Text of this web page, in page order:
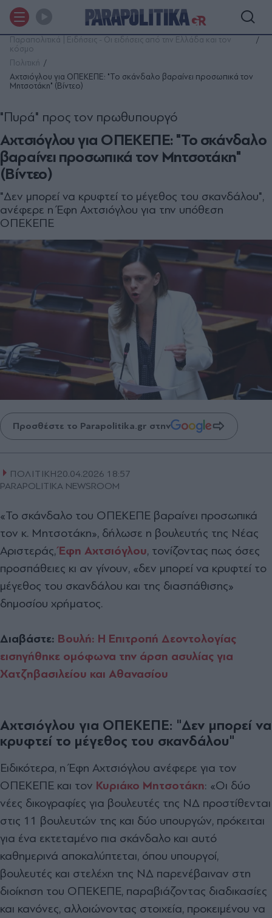
Παραπολιτικά | Ειδήσεις - Οι ειδήσεις από την Ελλάδα και τον
κόσμο
Πολιτική
Αχτσιόγλου για ΟΠΕΚΕΠΕ: "Το σκάνδαλο βαραίνει προσωπικά τον
Μητσοτάκη" (Βίντεο)
Αχτσιόγλου για ΟΠΕΚΕΠΕ: "Το σκάνδαλο
βαραίνει προσωπικά τον Μητσοτάκη"
(Βίντεο)
"Πυρά" προς τον πρωθυπουργό
"Δεν μπορεί να κρυφτεί το μέγεθος του σκανδάλου",
ανέφερε η Έφη Αχτσιόγλου για την υπόθεση
ΟΠΕΚΕΠΕ
Προσθέστε το Parapolitika.gr στην
ΠΟΛΙΤΙΚΗ20.04.2026 18:57
PARAPOLITIKA NEWSROOM
«Το σκάνδαλο του ΟΠΕΚΕΠΕ βαραίνει προσωπικά
τον κ. Μητσοτάκη», δήλωσε η βουλευτής της Νέας
Αριστεράς,Έφη Αχτσιόγλου, τονίζοντας πως όσες
προσπάθειες κι αν γίνουν, «δεν μπορεί να κρυφτεί το
μέγεθος του σκανδάλου και της διασπάθισης»
δημοσίου χρήματος.
Διαβάστε: Βουλή: H Επιτροπή Δεοντολογίας
εισηγήθηκε ομόφωνα την άρση ασυλίας για
Χατζηβασιλείου και Αθανασίου
Αχτσιόγλου για ΟΠΕΚΕΠΕ: "Δεν μπορεί να
κρυφτεί το μέγεθος του σκανδάλου"
Ειδικότερα, η Έφη Αχτσιόγλου ανέφερε για τον
ΟΠΕΚΕΠΕ και τον Κυριάκο Μητσοτάκη: «Oι δύο
νέες δικογραφίες για βουλευτές της ΝΔ προστίθενται
στις 11 βουλευτών της και δύο υπουργών, πρόκειται
για ένα εκτεταμένο πια σκάνδαλο και αυτό
καθημερινά αποκαλύπτεται, όπου υπουργοί,
βουλευτές και στελέχη της ΝΔ παρενέβαιναν στη
διοίκηση του ΟΠΕΚΕΠΕ, παραβιάζοντας διαδικασίες
και κανόνες, αλλοιώνοντας στοιχεία, προκειμένου να